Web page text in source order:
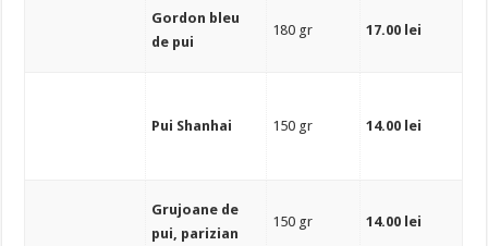
Gordon bleu
de pui
180 gr 17.00 lei
Pui Shanhai 150 gr 14.00 lei
Grujoane de
pui, parizian
150 gr 14.00 lei